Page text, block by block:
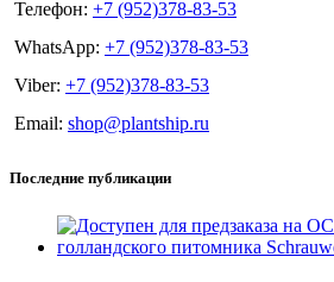
Телефон: +7 (952)378-83-53
WhatsApp: +7 (952)378-83-53
Viber: +7 (952)378-83-53
Email: shop@plantship.ru
Последние публикации